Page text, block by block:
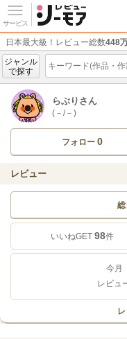
サービス
日本最大級！レビュー総数448
ジャンル
で探す
らぶりさん
(－/－)
フォロー 0
レビュー
いいねGET 98件
今月
レビュ